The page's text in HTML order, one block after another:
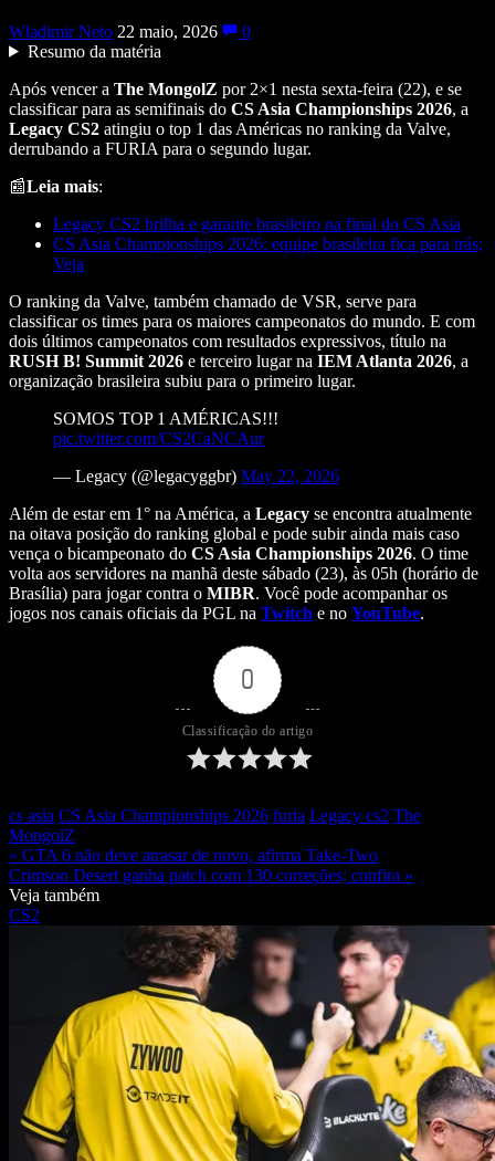
Wladimir Neto 22 maio, 2026
0
Resumo da matéria
Após vencer a The MongolZ por 2×1 nesta sexta-feira (22), e se
classificar para as semifinais do CS Asia Championships 2026, a
Legacy CS2 atingiu o top 1 das Américas no ranking da Valve,
derrubando a FURIA para o segundo lugar.
📰Leia mais:
Legacy CS2 brilha e garante brasileiro na final do CS Asia
CS Asia Championships 2026: equipe brasileira fica para trás;
Veja
O ranking da Valve, também chamado de VSR, serve para
classificar os times para os maiores campeonatos do mundo. E com
dois últimos campeonatos com resultados expressivos, título na
RUSH B! Summit 2026 e terceiro lugar na IEM Atlanta 2026, a
organização brasileira subiu para o primeiro lugar.
SOMOS TOP 1 AMÉRICAS!!!
pic.twitter.com/CS2CaNCAur
— Legacy (@legacyggbr) May 22, 2026
Além de estar em 1° na América, a Legacy se encontra atualmente
na oitava posição do ranking global e pode subir ainda mais caso
vença o bicampeonato do CS Asia Championships 2026. O time
volta aos servidores na manhã deste sábado (23), às 05h (horário de
Brasília) para jogar contra o MIBR. Você pode acompanhar os
jogos nos canais oficiais da PGL na Twitch e no YouTube.
0
Classificação do artigo
cs asia CS Asia Championships 2026 furia Legacy cs2 The
MongolZ
« GTA 6 não deve atrasar de novo, afirma Take-Two
Crimson Desert ganha patch com 130 correções; confira »
Veja também
CS2